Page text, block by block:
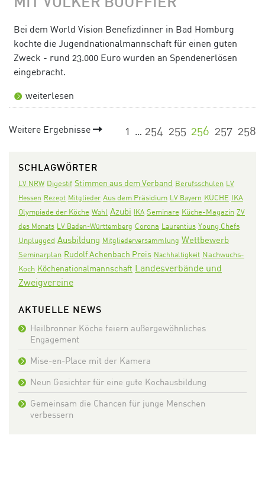
MIT VOLKER BOUFFIER
Bei dem World Vision Benefizdinner in Bad Homburg
kochte die Jugendnationalmannschaft für einen guten
Zweck - rund 23.000 Euro wurden an Spendenerlösen
eingebracht.
weiterlesen
Weitere Ergebnisse 1 … 254 255 256 257 258
SCHLAGWÖRTER
LV NRW Digestif Stimmen aus dem Verband Berufsschulen LV
Hessen Rezept Mitglieder Aus dem Präsidium LV Bayern KÜCHE IKA
Olympiade der Köche Wahl Azubi IKA Seminare Küche-Magazin ZV
des Monats LV Baden-Württemberg Corona Laurentius Young Chefs
Unplugged Ausbildung Mitgliederversammlung Wettbewerb
Seminarplan Rudolf Achenbach Preis Nachhaltigkeit Nachwuchs-
Koch Köchenationalmannschaft Landesverbände und
Zweigvereine
AKTUELLE NEWS
Heilbronner Köche feiern außergewöhnliches
Engagement
Mise-en-Place mit der Kamera
Neun Gesichter für eine gute Kochausbildung
Gemeinsam die Chancen für junge Menschen
verbessern